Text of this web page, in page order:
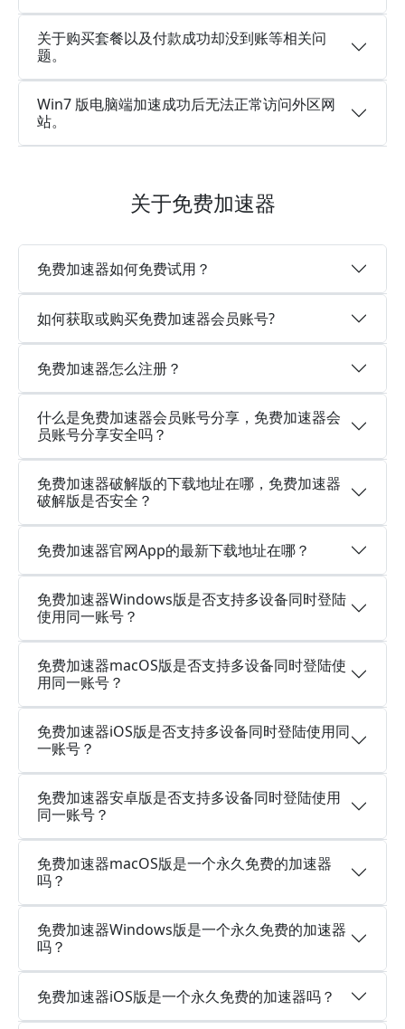
关于购买套餐以及付款成功却没到账等相关问
题。
Win7 版电脑端加速成功后无法正常访问外区网
站。
关于免费加速器
免费加速器如何免费试用？
如何获取或购买免费加速器会员账号?
免费加速器怎么注册？
什么是免费加速器会员账号分享，免费加速器会
员账号分享安全吗？
免费加速器破解版的下载地址在哪，免费加速器
破解版是否安全？
免费加速器官网App的最新下载地址在哪？
免费加速器Windows版是否支持多设备同时登陆
使用同一账号？
免费加速器macOS版是否支持多设备同时登陆使
用同一账号？
免费加速器iOS版是否支持多设备同时登陆使用同
一账号？
免费加速器安卓版是否支持多设备同时登陆使用
同一账号？
免费加速器macOS版是一个永久免费的加速器
吗？
免费加速器Windows版是一个永久免费的加速器
吗？
免费加速器iOS版是一个永久免费的加速器吗？